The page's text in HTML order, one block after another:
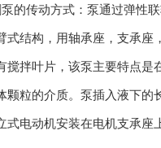
的传动方式：泵通过弹性
式结构，用轴承座，支承
拌叶片，该泵主要特点
粒的介质。泵插入液下
电动机安装在电机支承座